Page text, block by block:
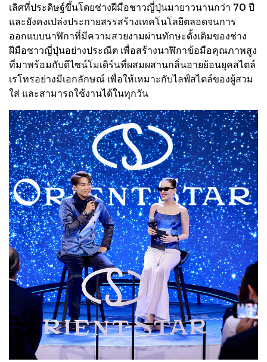
เลิศที่ประดิษฐ์ขึ้นโดยช่างฝีมือชาวญี่ปุ่นมายาวนานกว่า 70 ปี
และยังคงเปล่งประกายสรรสร้างเทคโนโลยีตลอดจนการ
ออกแบบนาฬิกาที่มีความสวยงามผ่านทักษะดั้งเดิมของช่าง
ฝีมือชาวญี่ปุ่นอย่างประณีต เพื่อสร้างนาฬิกาข้อมือคุณภาพสูง
ที่มาพร้อมกับดีไซน์โมเดิร์นที่ผสมผสานกลิ่นอายย้อนยุคสไตล์
เรโทรอย่างมีเอกลักษณ์ เพื่อให้เหมาะกับไลฟ์สไตล์ของผู้สวม
ใส่ และสามารถใช้งานได้ในทุกวัน